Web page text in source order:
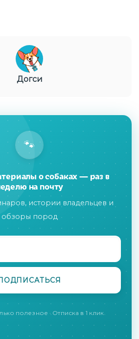
Догси
🐾
о собаках — раз в
на почту
истории владельцев и
обзоры пород
полезное · Отписка в 1 клик